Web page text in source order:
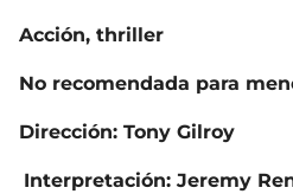
Acción, thriller
No recomendada para
Dirección: Tony Gilroy
Interpretación: Jeremy